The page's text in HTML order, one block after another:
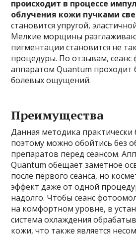
происходит в процессе
облучения кожи пучками
становится упругой,
Мелкие морщины
пигментации становится не
процедуры. По отзывам, сеанс
аппаратом Quantum проходит
болевых ощущений.
Преимущества
Данная методика практически
поэтому можно обойтись без
препаратов перед сеансом.
Quantum обещает заметное
после первого сеанса, но
эффект даже от одной
надолго. Чтобы сеанс
на комфортном уровне, в
система охлаждения
кожи, что также является